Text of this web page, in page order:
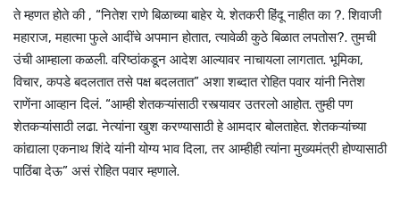
ते म्हणत होते की , “नितेश राणे बिळाच्या बाहेर ये. शेतकरी हिंदू नाहीत का ?. शिवाजी
महाराज, महात्मा फुले आदींचे अपमान होतात, त्यावेळी कुठे बिळात लपतोस?. तुमची
उंची आम्हाला कळली. वरिष्ठांकडून आदेश आल्यावर नाचायला लागतात. भूमिका,
विचार, कपडे बदलतात तसे पक्ष बदलतात” अशा शब्दात रोहित पवार यांनी नितेश
राणेंना आव्हान दिलं. “आम्ही शेतकऱ्यांसाठी रस्त्यावर उतरलो आहोत. तुम्ही पण
शेतकऱ्यांसाठी लढा. नेत्यांना खुश करण्यासाठी हे आमदार बोलताहेत. शेतकऱ्यांच्या
कांद्याला एकनाथ शिंदे यांनी योग्य भाव दिला, तर आम्हीही त्यांना मुख्यमंत्री होण्यासाठी
पाठिंबा देऊ” असं रोहित पवार म्हणाले.